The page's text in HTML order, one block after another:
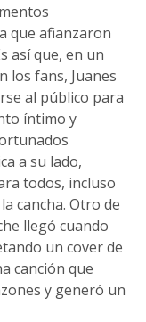
que afianzaron
así que, en un
los fans, Juanes
al público para
íntimo y
a su lado,
todos, incluso
cancha. Otro de
llegó cuando
un cover de
canción que
y generó un